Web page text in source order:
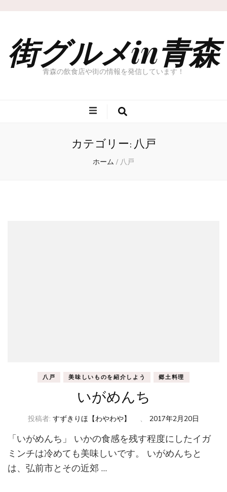
街グルメin青森
青森の飲食店や街の情報を発信しています！
カテゴリー: 八戸
ホーム / 八戸
八戸 美味しいものを紹介しよう 郷土料理
いがめんち
投稿者: すずきりほ【わやわや】 、 2017年2月20日
「いがめんち」 いかの食感を残す程度にしたイガ
ミンチは冷めても美味しいです。 いがめんちと
は、弘前市とその近郊 …